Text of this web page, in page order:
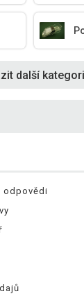
další
odpovědi